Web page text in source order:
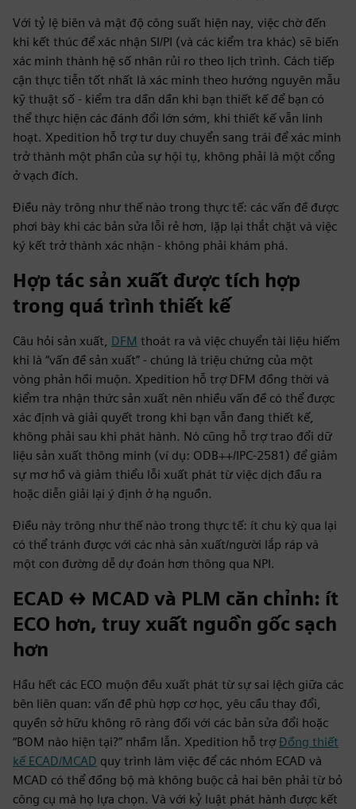
Với tỷ lệ biên và mật độ công suất hiện nay, việc chờ đến
khi kết thúc để xác nhận SI/PI (và các kiểm tra khác) sẽ biến
xác minh thành hệ số nhân rủi ro theo lịch trình. Cách tiếp
cận thực tiễn tốt nhất là xác minh theo hướng nguyên mẫu
kỹ thuật số - kiểm tra dần dần khi bạn thiết kế để bạn có
thể thực hiện các đánh đổi lớn sớm, khi thiết kế vẫn linh
hoạt. Xpedition hỗ trợ tư duy chuyển sang trái để xác minh
trở thành một phần của sự hội tụ, không phải là một cổng
ở vạch đích.
Điều này trông như thế nào trong thực tế: các vấn đề được
phơi bày khi các bản sửa lỗi rẻ hơn, lặp lại thắt chặt và việc
ký kết trở thành xác nhận - không phải khám phá.
Hợp tác sản xuất được tích hợp
trong quá trình thiết kế
Câu hỏi sản xuất, DFM thoát ra và việc chuyển tài liệu hiếm
khi là “vấn đề sản xuất” - chúng là triệu chứng của một
vòng phản hồi muộn. Xpedition hỗ trợ DFM đồng thời và
kiểm tra nhận thức sản xuất nên nhiều vấn đề có thể được
xác định và giải quyết trong khi bạn vẫn đang thiết kế,
không phải sau khi phát hành. Nó cũng hỗ trợ trao đổi dữ
liệu sản xuất thông minh (ví dụ: ODB++/IPC-2581) để giảm
sự mơ hồ và giảm thiểu lỗi xuất phát từ việc dịch đầu ra
hoặc diễn giải lại ý định ở hạ nguồn.
Điều này trông như thế nào trong thực tế: ít chu kỳ qua lại
có thể tránh được với các nhà sản xuất/người lắp ráp và
một con đường dễ dự đoán hơn thông qua NPI.
ECAD ↔ MCAD và PLM căn chỉnh: ít
ECO hơn, truy xuất nguồn gốc sạch
hơn
Hầu hết các ECO muộn đều xuất phát từ sự sai lệch giữa các
bên liên quan: vấn đề phù hợp cơ học, yêu cầu thay đổi,
quyền sở hữu không rõ ràng đối với các bản sửa đổi hoặc
“BOM nào hiện tại?” nhầm lẫn. Xpedition hỗ trợĐồng thiết
kế ECAD/MCAD quy trình làm việc để các nhóm ECAD và
MCAD có thể đồng bộ mà không buộc cả hai bên phải từ bỏ
công cụ mà họ lựa chọn. Và với kỷ luật phát hành được kết